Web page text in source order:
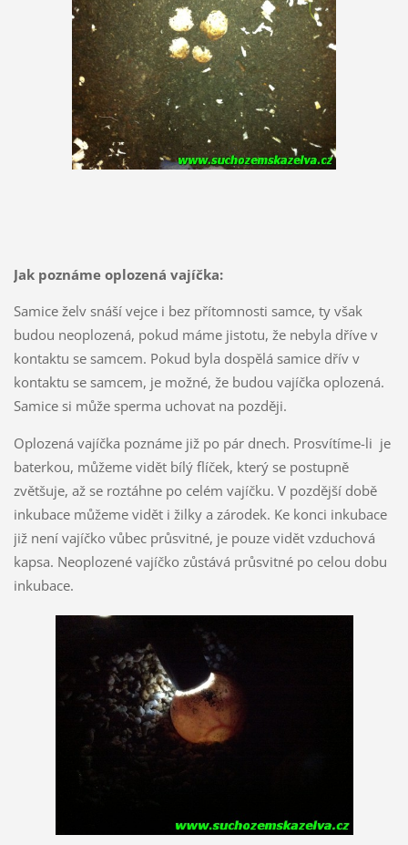
Jak poznáme oplozená vajíčka:
Samice želv snáší vejce i bez přítomnosti samce, ty však
budou neoplozená, pokud máme jistotu, že nebyla dříve v
kontaktu se samcem. Pokud byla dospělá samice dřív v
kontaktu se samcem, je možné, že budou vajíčka oplozená.
Samice si může sperma uchovat na později.
Oplozená vajíčka poznáme již po pár dnech. Prosvítíme-li je
baterkou, můžeme vidět bílý flíček, který se postupně
zvětšuje, až se roztáhne po celém vajíčku. V pozdější době
inkubace můžeme vidět i žilky a zárodek. Ke konci inkubace
již není vajíčko vůbec průsvitné, je pouze vidět vzduchová
kapsa. Neoplozené vajíčko zůstává průsvitné po celou dobu
inkubace.